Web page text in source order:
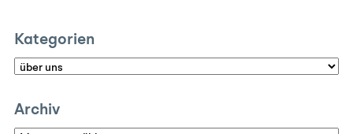
Kategorien
Kategorien
Archiv